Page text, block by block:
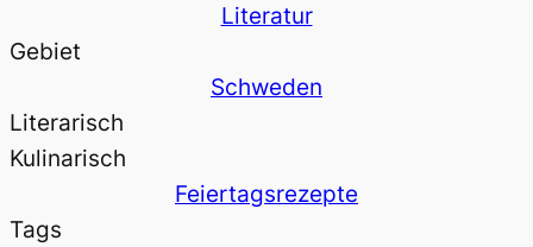
Literatur
Gebiet
Schweden
Literarisch
Kulinarisch
Feiertagsrezepte
Tags